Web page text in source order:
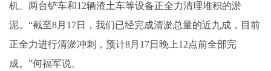
机、两台铲车和12辆渣土车等设备正全力清理堆积的淤
泥。“截至8月17日，我们已经完成清淤总量的近九成，目前
正全力进行清淤冲刺，预计8月17日晚上12点前全部完
成。”何福军说。